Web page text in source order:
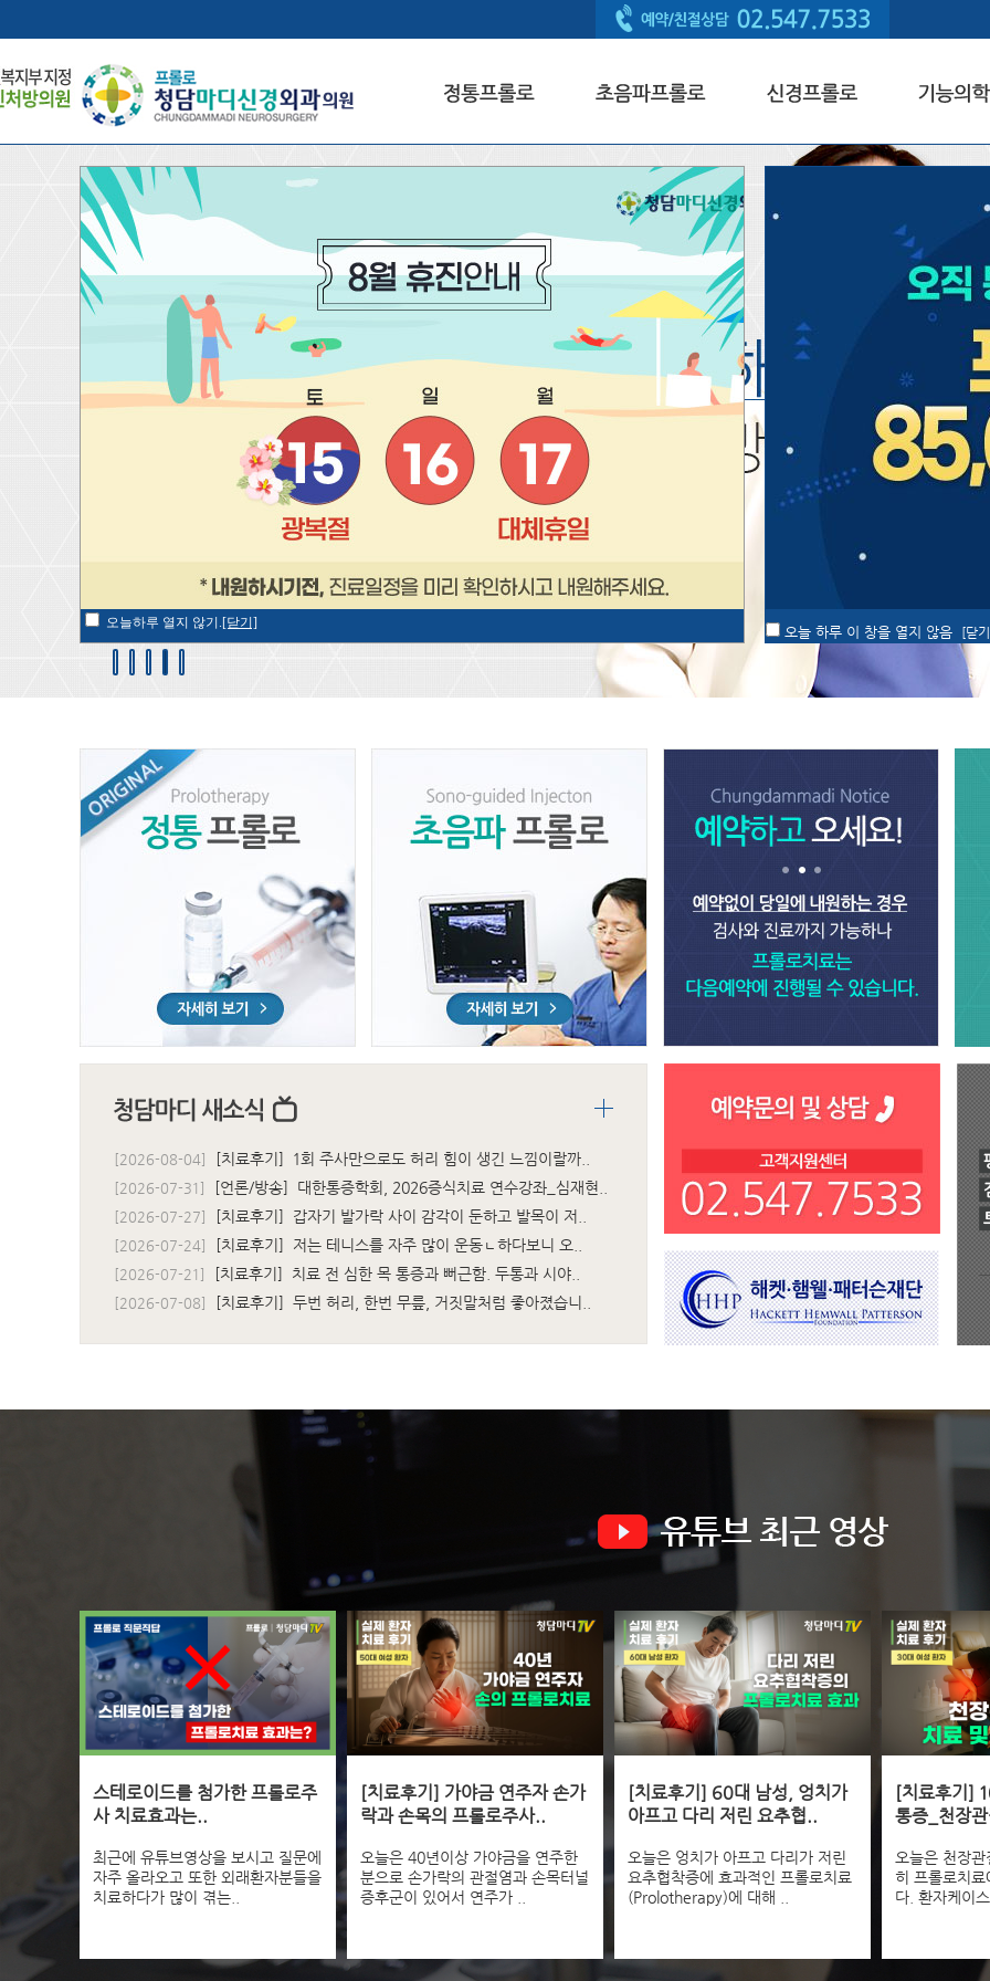
오늘 하루 이 창을 열지 않음 [닫
[2026-08-04] [치료후기] 1회 주사만으로도 허리 힘이 생긴 느낌이랄까..
[2026-07-31] [언론/방송] 대한통증학회, 2026증식치료 연수강좌_심재현..
[2026-07-27] [치료후기] 갑자기 발가락 사이 감각이 둔하고 발목이 저..
[2026-07-24] [치료후기] 저는 테니스를 자주 많이 운동ㄴ하다보니 오..
[2026-07-21] [치료후기] 치료 전 심한 목 통증과 뻐근함. 두통과 시야..
[2026-07-08] [치료후기] 두번 허리, 한번 무릎, 거짓말처럼 좋아졌습니..
스테로이드를 첨가한 프롤로주
사 치료효과는..
최근에 유튜브영상을 보시고 질문에
자주 올라오고 또한 외래환자분들을
치료하다가 많이 겪는..
[치료후기] 가야금 연주자 손가
락과 손목의 프롤로주사..
오늘은 40년이상 가야금을 연주한
분으로 손가락의 관절염과 손목터널
증후군이 있어서 연주가 ..
[치료후기] 60대 남성, 엉치가
아프고 다리 저린 요추협..
오늘은 엉치가 아프고 다리가 저린
요추협착증에 효과적인 프롤로치료
(Prolotherapy)에 대해 ..
[치료후기]
통증_천장
오늘은 천장
히 프롤로치
다. 환자케이